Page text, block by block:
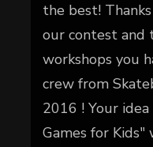
the best!
our contest and
workshops you
crew from
2016 ! Your
Games for Kids"